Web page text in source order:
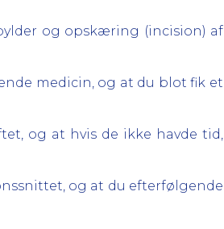
og opskæring (incision) af
medicin, og at du blot fik et
og at hvis de ikke havde tid,
og at du efterfølgende